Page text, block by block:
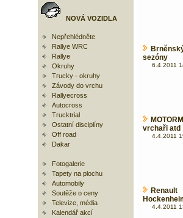
NOVÁ VOZIDLA
Nepřehlédněte
Rallye WRC
Rallye
Okruhy
Trucky - okruhy
Závody do vrchu
Rallyecross
Autocross
Trucktrial
Ostatní disciplíny
Off road
Dakar
Fotogalerie
Tapety na plochu
Automobily
Soutěže o ceny
Televize, média
Kalendář akcí
sezóny
6.4.2011
vrchaři atd
4.4.2011
4.4.2011